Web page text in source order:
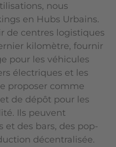
nous
en Hubs Urbains.
de centres logistiques
kilomètre, fournir
pour les véhicules
électriques et les
proposer comme
de dépôt pour les
Ils peuvent
et des bars, des pop-
décentralisée.